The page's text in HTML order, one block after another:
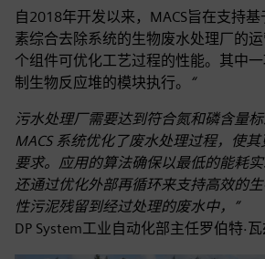
自2018年开发以来，MACS旨在支持
素综合去除系统的生物废水处理厂的
个组件可优化工艺过程的性能。其中
制生物反应堆的模块执行。
“
污水处理厂需要达到符合氮和磷含量标
MACS 系统优化了废水处理过程，使
要求。应用的算法确保以最低的能耗
还通过优化外部再循环来支持高效的
性污泥残留到经过处理的废水中，”
DP System工业自动化部主任罗伯特·瓦